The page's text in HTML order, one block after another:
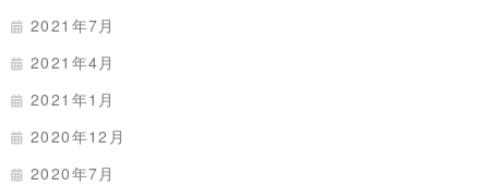
2021年7月
2021年4月
2021年1月
2020年12月
2020年7月